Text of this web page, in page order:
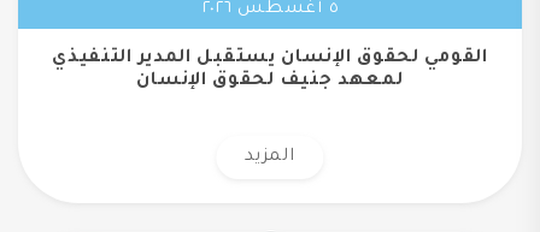
٥ أغسطس ٢٠٢٦
القومي لحقوق الإنسان يستقبل المدير التنفيذي
لمعهد جنيف لحقوق الإنسان
المزيد